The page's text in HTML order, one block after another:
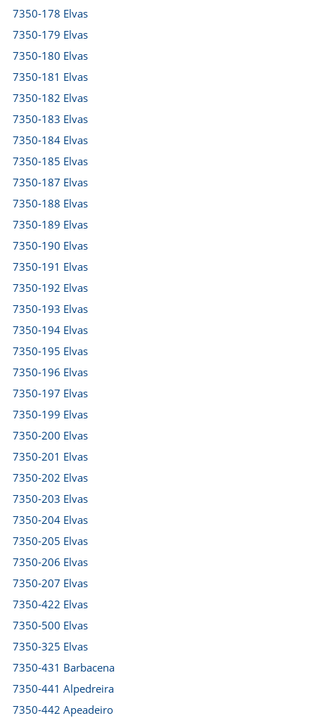
7350-178 Elvas
7350-179 Elvas
7350-180 Elvas
7350-181 Elvas
7350-182 Elvas
7350-183 Elvas
7350-184 Elvas
7350-185 Elvas
7350-187 Elvas
7350-188 Elvas
7350-189 Elvas
7350-190 Elvas
7350-191 Elvas
7350-192 Elvas
7350-193 Elvas
7350-194 Elvas
7350-195 Elvas
7350-196 Elvas
7350-197 Elvas
7350-199 Elvas
7350-200 Elvas
7350-201 Elvas
7350-202 Elvas
7350-203 Elvas
7350-204 Elvas
7350-205 Elvas
7350-206 Elvas
7350-207 Elvas
7350-422 Elvas
7350-500 Elvas
7350-325 Elvas
7350-431 Barbacena
7350-441 Alpedreira
7350-442 Apeadeiro